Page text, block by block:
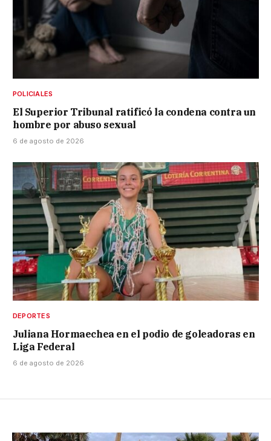
POLICIALES
El Superior Tribunal ratificó la condena contra un
hombre por abuso sexual
6 de agosto de 2026
DEPORTES
Juliana Hormaechea en el podio de goleadoras en
Liga Federal
6 de agosto de 2026